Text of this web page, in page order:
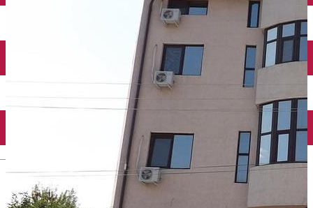
Închirieri biciclete
Încărcare vehicule electrice